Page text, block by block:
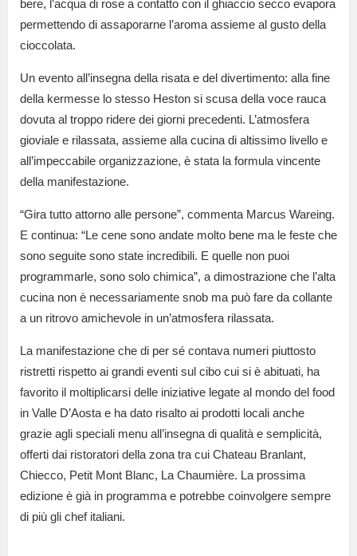
bere, l’acqua di rose a contatto con il ghiaccio secco evapora
permettendo di assaporarne l’aroma assieme al gusto della
cioccolata.
Un evento all’insegna della risata e del divertimento: alla fine
della kermesse lo stesso Heston si scusa della voce rauca
dovuta al troppo ridere dei giorni precedenti. L’atmosfera
gioviale e rilassata, assieme alla cucina di altissimo livello e
all’impeccabile organizzazione, è stata la formula vincente
della manifestazione.
“Gira tutto attorno alle persone”, commenta Marcus Wareing.
E continua: “Le cene sono andate molto bene ma le feste che
sono seguite sono state incredibili. E quelle non puoi
programmarle, sono solo chimica”, a dimostrazione che l’alta
cucina non è necessariamente snob ma può fare da collante
a un ritrovo amichevole in un’atmosfera rilassata.
La manifestazione che di per sé contava numeri piuttosto
ristretti rispetto ai grandi eventi sul cibo cui si è abituati, ha
favorito il moltiplicarsi delle iniziative legate al mondo del food
in Valle D’Aosta e ha dato risalto ai prodotti locali anche
grazie agli speciali menu all’insegna di qualità e semplicità,
offerti dai ristoratori della zona tra cui Chateau Branlant,
Chiecco, Petit Mont Blanc, La Chaumière. La prossima
edizione è già in programma e potrebbe coinvolgere sempre
di più gli chef italiani.